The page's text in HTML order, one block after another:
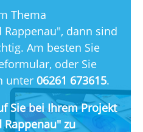
Thema
dann sind
Am besten Sie
oder Sie
unter 06261 673615.
Sie bei Ihrem Projekt
zu